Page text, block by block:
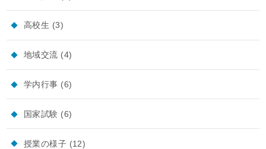
高校生 (3)
地域交流 (4)
学内行事 (6)
国家試験 (6)
授業の様子 (12)